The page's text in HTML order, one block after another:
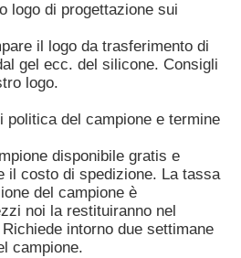
logo di progettazione sui
il logo da trasferimento di
gel ecc. del silicone. Consigli
logo.
politica del campione e termine
disponibile gratis e
il costo di spedizione. La tassa
del campione è
noi la restituiranno nel
intorno due settimane
campione.